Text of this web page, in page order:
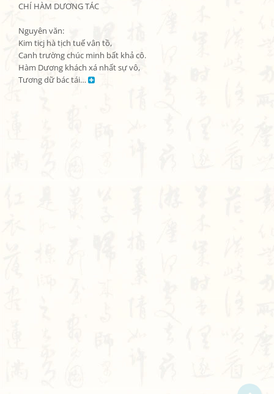
CHÍ HÀM DƯƠNG TÁC
Nguyên văn:
Kim ticj hà tịch tuế vân tồ,
Canh trường chúc minh bất khả cô.
Hàm Dương khách xá nhất sự vô,
Tương dữ bác tái…